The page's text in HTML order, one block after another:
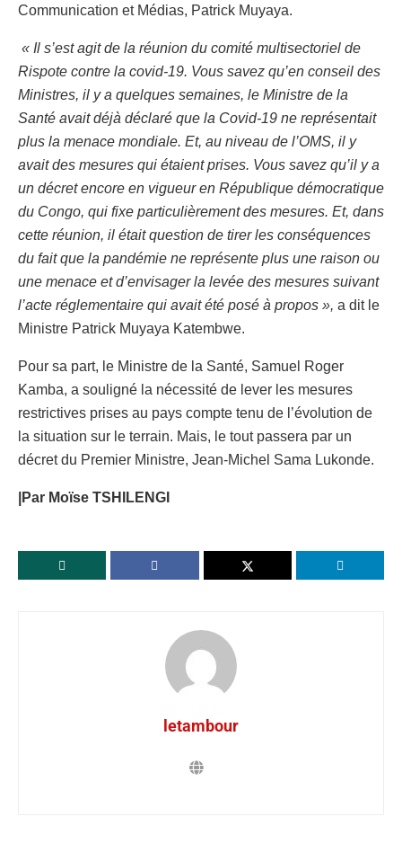
Communication et Médias, Patrick Muyaya.
« Il s’est agit de la réunion du comité multisectoriel de
Rispote contre la covid-19. Vous savez qu’en conseil des
Ministres, il y a quelques semaines, le Ministre de la
Santé avait déjà déclaré que la Covid-19 ne représentait
plus la menace mondiale. Et, au niveau de l’OMS, il y
avait des mesures qui étaient prises. Vous savez qu’il y a
un décret encore en vigueur en République démocratique
du Congo, qui fixe particulièrement des mesures. Et, dans
cette réunion, il était question de tirer les conséquences
du fait que la pandémie ne représente plus une raison ou
une menace et d’envisager la levée des mesures suivant
l’acte réglementaire qui avait été posé à propos », a dit le
Ministre Patrick Muyaya Katembwe.
Pour sa part, le Ministre de la Santé, Samuel Roger
Kamba, a souligné la nécessité de lever les mesures
restrictives prises au pays compte tenu de l’évolution de
la situation sur le terrain. Mais, le tout passera par un
décret du Premier Ministre, Jean-Michel Sama Lukonde.
|Par Moïse TSHILENGI
letambour